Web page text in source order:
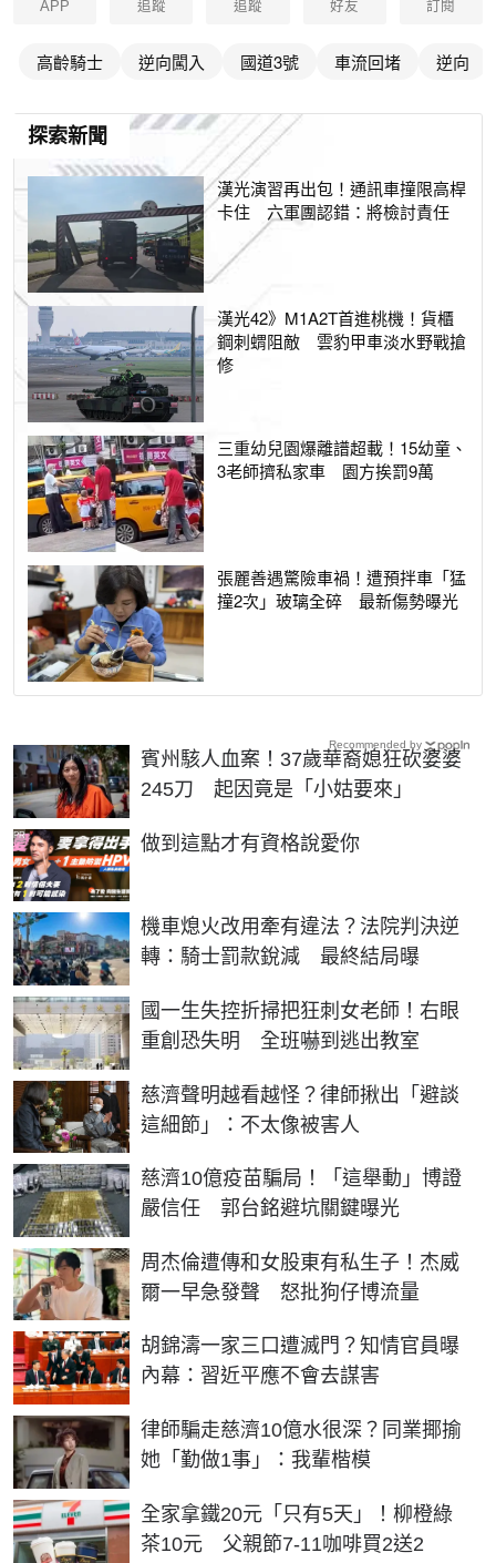
APP 追蹤 追蹤 好友 訂閱
高齡騎士 逆向闖入 國道3號 車流回堵 逆向
探索新聞
漢光演習再出包！通訊車撞限高桿
卡住 六軍團認錯：將檢討責任
漢光42》M1A2T首進桃機！貨櫃
鋼刺蝟阻敵 雲豹甲車淡水野戰搶
修
三重幼兒園爆離譜超載！15幼童、
3老師擠私家車 園方挨罰9萬
張麗善遇驚險車禍！遭預拌車「猛
撞2次」玻璃全碎 最新傷勢曝光
賓州駭人血案！37歲華裔媳狂砍婆婆
245刀 起因竟是「小姑要來」
做到這點才有資格說愛你
PR
機車熄火改用牽有違法？法院判決逆
轉：騎士罰款銳減 最終結局曝
國一生失控折掃把狂刺女老師！右眼
重創恐失明 全班嚇到逃出教室
慈濟聲明越看越怪？律師揪出「避談
這細節」：不太像被害人
慈濟10億疫苗騙局！「這舉動」博證
嚴信任 郭台銘避坑關鍵曝光
周杰倫遭傳和女股東有私生子！杰威
爾一早急發聲 怒批狗仔博流量
胡錦濤一家三口遭滅門？知情官員曝
內幕：習近平應不會去謀害
律師騙走慈濟10億水很深？同業揶揄
她「勤做1事」：我輩楷模
全家拿鐵20元「只有5天」！柳橙綠
茶10元 父親節7-11咖啡買2送2
Recommended by